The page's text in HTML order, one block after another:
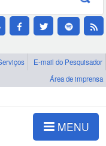
E-mail do Pesquisador
Área de imprensa
MENU